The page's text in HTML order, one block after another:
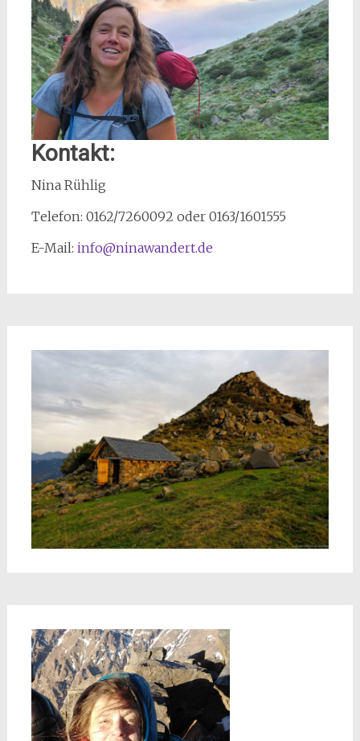
Kontakt:
Nina Rühlig
Telefon: 0162/7260092 oder 0163/1601555
E-Mail: info@ninawandert.de